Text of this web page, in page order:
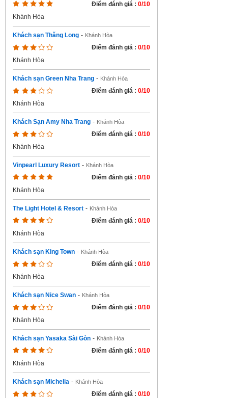
Điểm đánh giá : 0/10
Khánh Hòa
Khách sạn Thăng Long - Khánh Hòa
Điểm đánh giá : 0/10
Khánh Hòa
Khách sạn Green Nha Trang - Khánh Hòa
Điểm đánh giá : 0/10
Khánh Hòa
Khách Sạn Amy Nha Trang - Khánh Hòa
Điểm đánh giá : 0/10
Khánh Hòa
Vinpearl Luxury Resort - Khánh Hòa
Điểm đánh giá : 0/10
Khánh Hòa
The Light Hotel & Resort - Khánh Hòa
Điểm đánh giá : 0/10
Khánh Hòa
Khách sạn King Town - Khánh Hòa
Điểm đánh giá : 0/10
Khánh Hòa
Khách sạn Nice Swan - Khánh Hòa
Điểm đánh giá : 0/10
Khánh Hòa
Khách sạn Yasaka Sài Gòn - Khánh Hòa
Điểm đánh giá : 0/10
Khánh Hòa
Khách sạn Michelia - Khánh Hòa
Điểm đánh giá : 0/10